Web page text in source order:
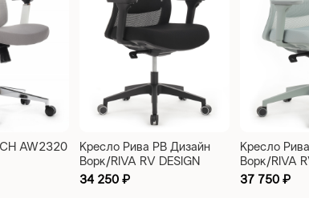
AW2320
Кресло Рива РВ Дизайн
Ворк/RIVA RV DESIGN
WORK W-218C черный
34 250₽
Кресло
Ворк/RIVA
WORK W-
37 750 ₽